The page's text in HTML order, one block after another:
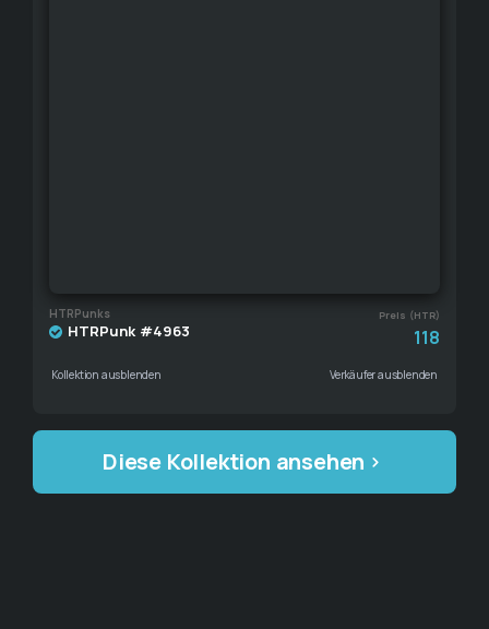
HTRPunks Preis (HTR)
HTRPunk #4963 118
Kollektion ausblenden Verkäufer ausblenden
Diese Kollektion ansehen